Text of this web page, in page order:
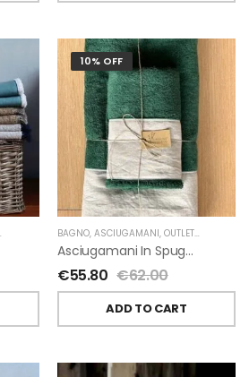
10% OFF
BAGNO, ASCIUGAMANI, OUTLET,
Asciugamani In Spugna E Lino Di Giardino Segreto
€55.80 €62.00
ADD TO CART